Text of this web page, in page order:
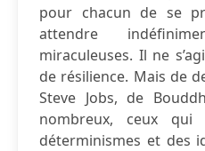
pour chacun de se
attendre
miraculeuses. Il ne
de résilience. Mais de
Steve Jobs, de
nombreux, ceux
déterminismes et des